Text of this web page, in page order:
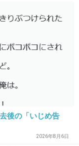
いいし吸いた
後の「いじめ告
2026年8月6日